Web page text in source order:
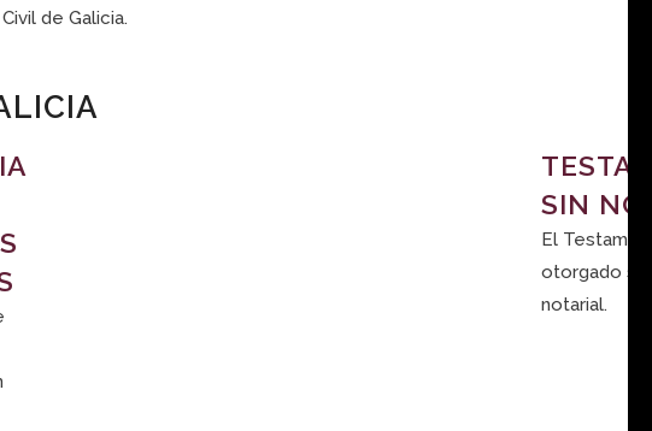
de Galicia.
SIN
El
otorgado
notarial.